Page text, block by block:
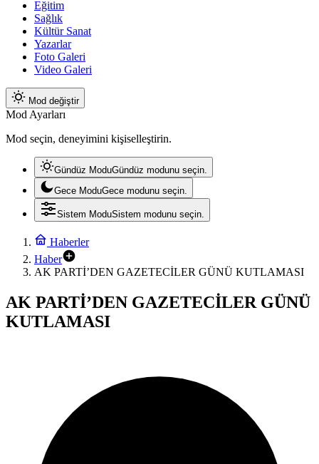
Eğitim
Sağlık
Kültür Sanat
Yazarlar
Foto Galeri
Video Galeri
Mod değiştir
Mod Ayarları
Mod seçin, deneyimini kişiselleştirin.
Gündüz ModuGündüz modunu seçin.
Gece ModuGece modunu seçin.
Sistem ModuSistem modunu seçin.
Haberler
Haber
AK PARTİ’DEN GAZETECİLER GÜNÜ KUTLAMASI
AK PARTİ’DEN GAZETECİLER GÜNÜ
KUTLAMASI